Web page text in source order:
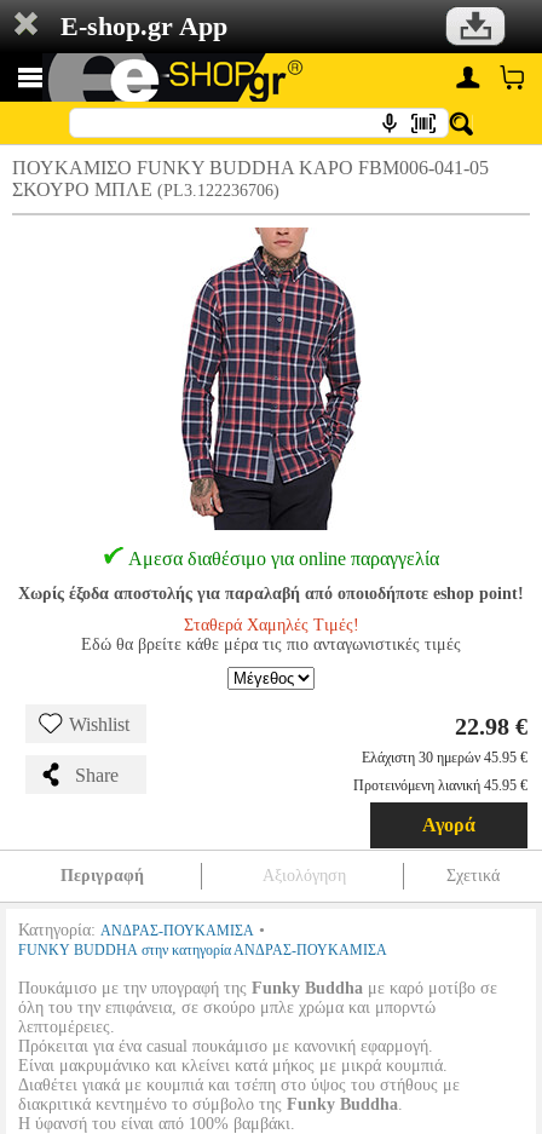
E-shop.gr App
ΠΟΥΚΑΜΙΣΟ FUNKY BUDDHA ΚΑΡΟ FBM006-041-05
ΣΚΟΥΡΟ ΜΠΛΕ (PL3.122236706)
Αμεσα διαθέσιμο για online παραγγελία
Χωρίς έξοδα αποστολής για παραλαβή από οποιοδήποτε eshop point!
Σταθερά Χαμηλές Τιμές!
Εδώ θα βρείτε κάθε μέρα τις πιο ανταγωνιστικές τιμές
Wishlist
Share
22.98 €
Ελάχιστη 30 ημερών 45.95 €
Προτεινόμενη λιανική 45.95 €
Αγορά
Περιγραφή Αξιολόγηση Σχετικά
Κατηγορία: ΑΝΔΡΑΣ-ΠΟΥΚΑΜΙΣΑ •
FUNKY BUDDHA στην κατηγορία ΑΝΔΡΑΣ-ΠΟΥΚΑΜΙΣΑ
Πουκάμισο με την υπογραφή της Funky Buddha με καρό μοτίβο σε
όλη του την επιφάνεια, σε σκούρο μπλε χρώμα και μπορντώ
λεπτομέρειες.
Πρόκειται για ένα casual πουκάμισο με κανονική εφαρμογή.
Είναι μακρυμάνικο και κλείνει κατά μήκος με μικρά κουμπιά.
Διαθέτει γιακά με κουμπιά και τσέπη στο ύψος του στήθους με
διακριτικά κεντημένο το σύμβολο της Funky Buddha.
Η ύφανσή του είναι από 100% βαμβάκι.